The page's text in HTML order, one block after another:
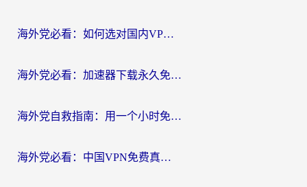
海外党必看：如何选对国内VPN，实现无缝访问国内资源？
海外党必看：加速器下载永久免费版真的存在吗？教你无缝访问国内资源的正确姿势
海外党自救指南：用一个小时免费加速器，轻松打破国内资源访问壁垒？
海外党必看：中国VPN免费真的靠谱吗？手把手教你选对回国加速器